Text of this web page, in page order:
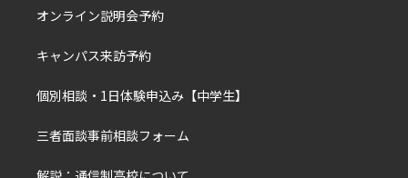
オンライン説明会予約
キャンパス来訪予約
個別相談・1日体験申込み【中学生】
三者面談事前相談フォーム